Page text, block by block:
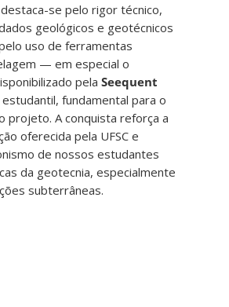
se pelo rigor técnico,
geológicos e geotécnicos
uso de ferramentas
— em especial o
pelaSeequent
fundamental para o
projeto. A conquista reforça a
oferecida pela UFSC e
de nossos estudantes
da geotecnia, especialmente
subterrâneas.